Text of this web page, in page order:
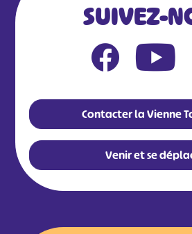
SUIVEZ-
Contacter la Vienne
Venir et se